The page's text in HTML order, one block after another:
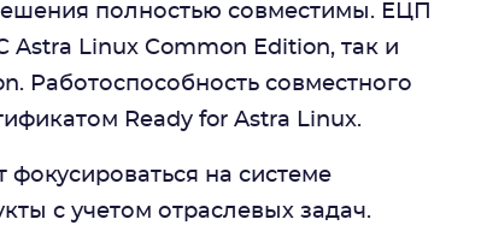
полностью совместимы. ЕЦП
Astra Linux Common Edition, так и
Работоспособность совместного
Ready for Astra Linux.
на системе
с учетом отраслевых задач.